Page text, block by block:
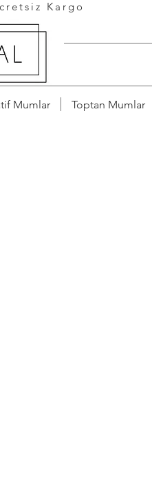
Mumlar Toptan Mumlar
Kargo